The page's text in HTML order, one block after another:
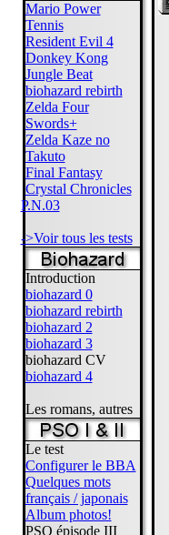
Mario Power
Tennis
Resident Evil 4
Donkey Kong
Jungle Beat
biohazard rebirth
Zelda Four
Swords+
Zelda Kaze no
Takuto
Final Fantasy
Crystal Chronicles
P.N.03
->Voir tous les tests
Introduction
biohazard 0
biohazard rebirth
biohazard 2
biohazard 3
biohazard CV
biohazard 4
Les romans, autres
Le test
Configurer le BBA
Quelques mots
français / japonais
Album photos!
PSO épisode III